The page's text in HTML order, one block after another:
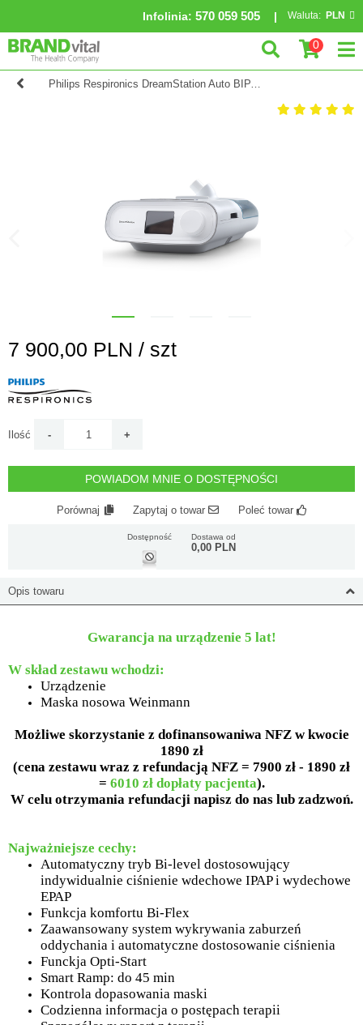
Infolinia: 570 059 505 Waluta: PLN
0
Philips Respironics DreamStation Auto BIPAP
7 900,00 PLN / szt
Ilość
POWIADOM MNIE O DOSTĘPNOŚCI
Porównaj Zapytaj o towar Poleć towar
Dostępność Dostawa od
0,00 PLN
Opis towaru
Gwarancja na urządzenie 5 lat!
W skład zestawu wchodzi:
Urządzenie
Maska nosowa Weinmann
Możliwe skorzystanie z dofinansowaniwa NFZ w kwocie
1890 zł
(cena zestawu wraz z refundacją NFZ = 7900 zł - 1890 zł
= 6010 zł dopłaty pacjenta).
W celu otrzymania refundacji napisz do nas lub zadzwoń.
Najważniejsze cechy:
Automatyczny tryb Bi-level dostosowujący
indywidualnie ciśnienie wdechowe IPAP i wydechowe
EPAP
Funkcja komfortu Bi-Flex
Zaawansowany system wykrywania zaburzeń
oddychania i automatyczne dostosowanie ciśnienia
Funckja Opti-Start
Smart Ramp: do 45 min
Kontrola dopasowania maski
Codzienna informacja o postępach terapii